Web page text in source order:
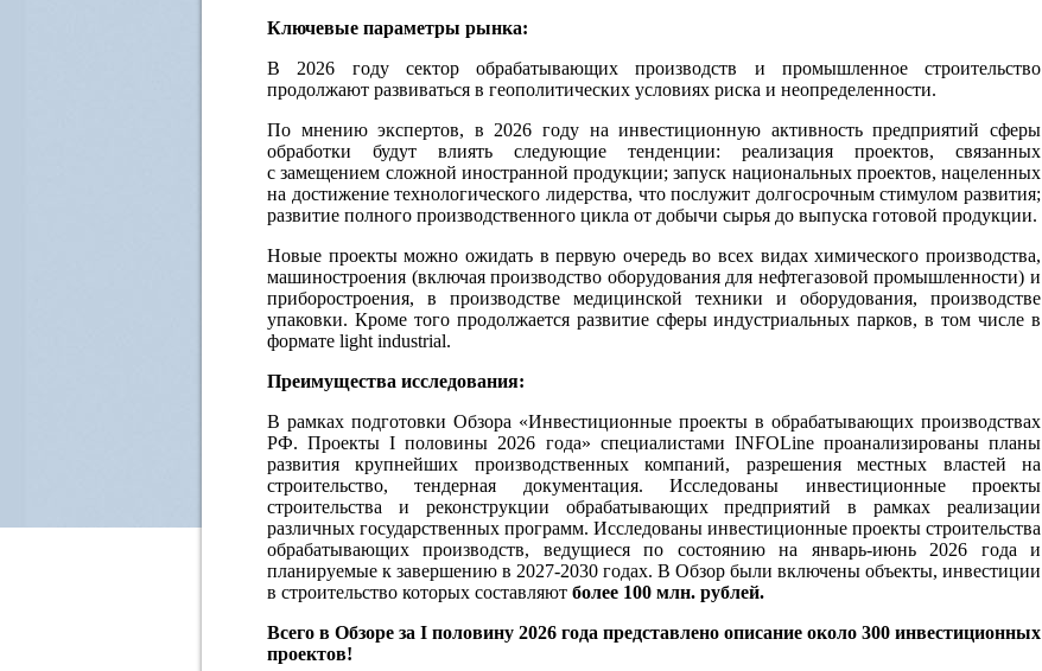
Ключевые параметры рынка:
В 2026 году сектор обрабатывающих производств и промышленное строительство
продолжают развиваться в геополитических условиях риска и неопределенности.
По мнению экспертов, в 2026 году на инвестиционную активность предприятий сферы
обработки будут влиять следующие тенденции: реализация проектов, связанных
с замещением сложной иностранной продукции; запуск национальных проектов, нацеленных
на достижение технологического лидерства, что послужит долгосрочным стимулом развития;
развитие полного производственного цикла от добычи сырья до выпуска готовой продукции.
Новые проекты можно ожидать в первую очередь во всех видах химического производства,
машиностроения (включая производство оборудования для нефтегазовой промышленности) и
приборостроения, в производстве медицинской техники и оборудования, производстве
упаковки. Кроме того продолжается развитие сферы индустриальных парков, в том числе в
формате light industrial.
Преимущества исследования:
В рамках подготовки Обзора «Инвестиционные проекты в обрабатывающих производствах
РФ. ПроектыI половины 2026 года» специалистами INFOLine проанализированы планы
развития крупнейших производственных компаний, разрешения местных властей на
строительство, тендерная документация. Исследованы инвестиционные проекты
строительства и реконструкции обрабатывающих предприятий в рамках реализации
различных государственных программ. Исследованы инвестиционные проекты строительства
обрабатывающих производств, ведущиеся по состоянию на январь-июнь 2026 года и
планируемые к завершению в 2027-2030 годах. В Обзор были включены объекты, инвестиции
в строительство которых составляют более 100 млн. рублей.
Всего в Обзоре за I половину 2026 года представлено описание около 300 инвестиционных
проектов!